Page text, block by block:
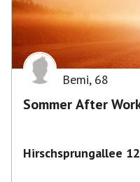
Bemi, 68
Hirschsprungallee 12